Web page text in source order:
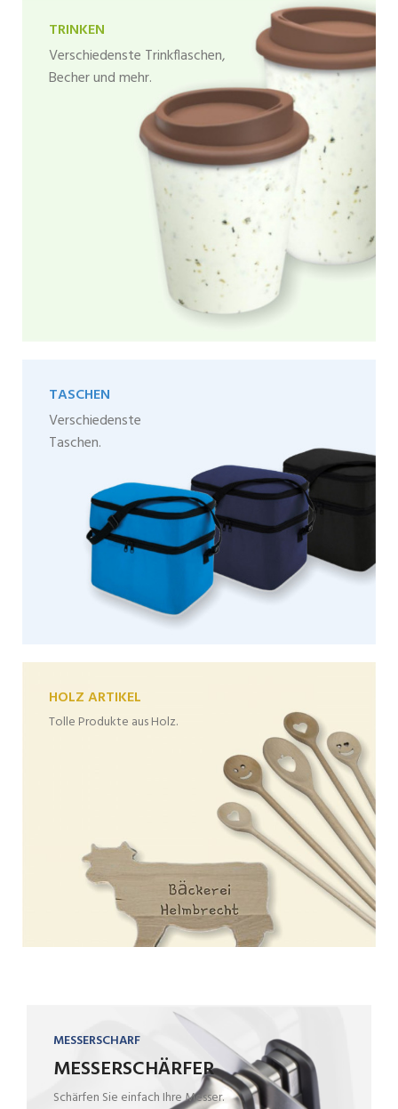
TRINKEN
Verschiedenste Trinkflaschen,
Becher und mehr.
TASCHEN
Verschiedenste
Taschen.
HOLZ ARTIKEL
Tolle Produkte aus Holz.
MESSERSCHARF
MESSERSCHÄRFER
Schärfen Sie einfach Ihre Messer.